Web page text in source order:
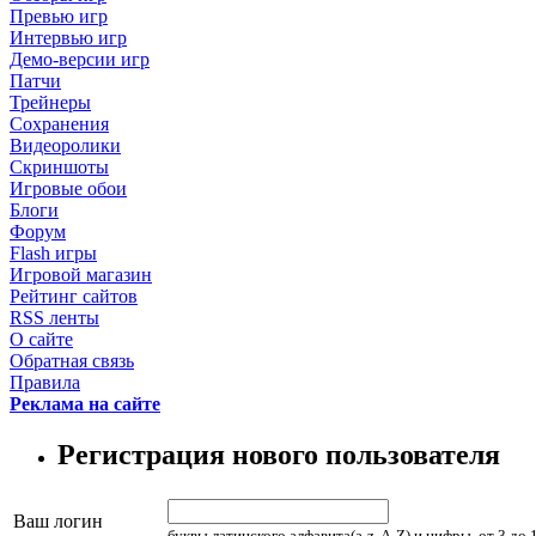
Превью игр
Интервью игр
Демо-версии игр
Патчи
Трейнеры
Сохранения
Видеоролики
Скриншоты
Игровые обои
Блоги
Форум
Flash игры
Игровой магазин
Рейтинг сайтов
RSS ленты
О сайте
Обратная связь
Правила
Реклама на сайте
Регистрация нового пользователя
Ваш логин